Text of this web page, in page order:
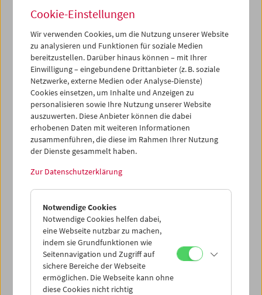
Cookie-Einstellungen
Wir verwenden Cookies, um die Nutzung unserer Website
zu analysieren und Funktionen für soziale Medien
bereitzustellen. Darüber hinaus können – mit Ihrer
Einwilligung – eingebundene Drittanbieter (z. B. soziale
Netzwerke, externe Medien oder Analyse-Dienste)
Cookies einsetzen, um Inhalte und Anzeigen zu
personalisieren sowie Ihre Nutzung unserer Website
auszuwerten. Diese Anbieter können die dabei
erhobenen Daten mit weiteren Informationen
zusammenführen, die diese im Rahmen Ihrer Nutzung
der Dienste gesammelt haben.
Zur Datenschutzerklärung
Notwendige Cookies
Notwendige Cookies helfen dabei,
eine Webseite nutzbar zu machen,
indem sie Grundfunktionen wie
Seitennavigation und Zugriff auf
sichere Bereiche der Webseite
ermöglichen. Die Webseite kann ohne
diese Cookies nicht richtig